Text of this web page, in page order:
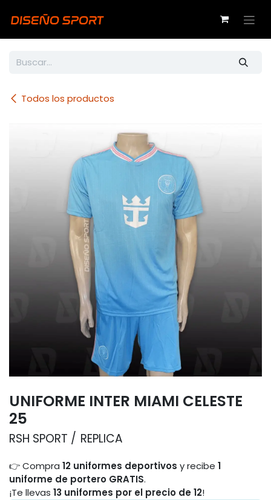
Todos los productos
UNIFORME INTER MIAMI CELESTE
25
RSH SPORT REPLICA
👉 Compra 12 uniformes deportivos y recibe 1
uniforme de portero GRATIS.
¡Te llevas 13 uniformes por el precio de 12!